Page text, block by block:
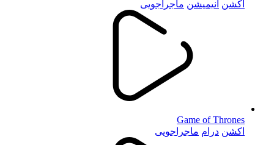
اکشن انیمیشن ماجراجویی
Game of Thrones
اکشن درام ماجراجویی